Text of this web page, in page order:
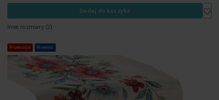
Dodaj do koszyka
Inne rozmiary(2)
Promocja Nowość